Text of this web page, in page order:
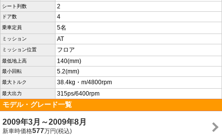
シート列数 2
ドア数 4
乗車定員 5名
ミッション AT
ミッション位置 フロア
最低地上高 140(mm)
最小回転 5.2(mm)
最大トルク 38.4kg・m/4800rpm
最大出力 315ps/6400rpm
モデル・グレード一覧
2009年3月～2009年8月
新車時価格577万円(税込)